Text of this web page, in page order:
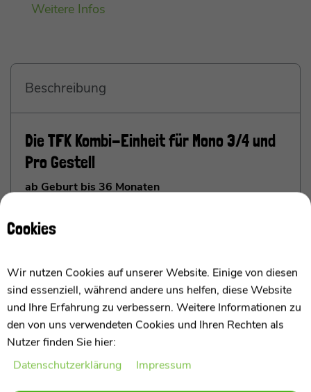
Weitere Infos
Beschreibung
Die TFK Kombi-Einheit für Mono 3/4 und
Pro Gestell
ab Geburt bis 36 Monaten
Die wichtigsten Punkte im Überblick
nutzbar ab Geburt bis ca. 36 Monate– bassinet
and seat combined / without frame combined –
usable from birth up to about 36 months​
In beide Fahrtrichtungenmontierbar – eltern‑
oder fahrtrichtungsorientiert
reversible mounting – parent or forward facing
Cookies
Wir nutzen Cookies auf unserer Website. Einige von diesen
sind essenziell, während andere uns helfen, diese Website
und Ihre Erfahrung zu verbessern. Weitere Informationen zu
den von uns verwendeten Cookies und Ihren Rechten als
Nutzer finden Sie hier:
Daten­schutz­erklärung
Impressum